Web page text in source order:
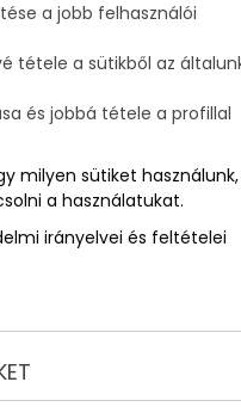
a jobb felhasználói
tétele a sütikből az
és jobbá tétele a profillal
milyen sütiket használunk,
a használatukat.
irányelvei és feltételei